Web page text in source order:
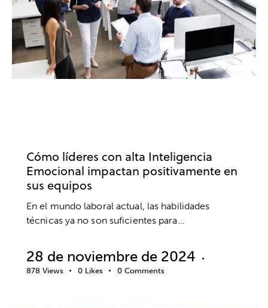
Cómo líderes con alta Inteligencia
Emocional impactan positivamente en
sus equipos
En el mundo laboral actual, las habilidades
técnicas ya no son suficientes para…
28 de noviembre de 2024
878 Views 0 Likes 0 Comments